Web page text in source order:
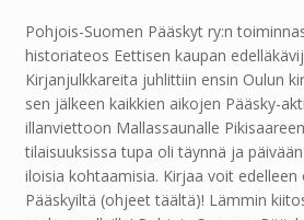
Pohjois-Suomen Pääskyt ry:n
historiateos Eettisen kaupan
Kirjanjulkkareita juhlittiin ensin Oulun
sen jälkeen kaikkien aikojen Pääsky-
illanviettoon Mallassaunalle
tilaisuuksissa tupa oli täynnä ja
iloisia kohtaamisia. Kirjaa voit
Pääskyiltä (ohjeet täältä)! Lämmin